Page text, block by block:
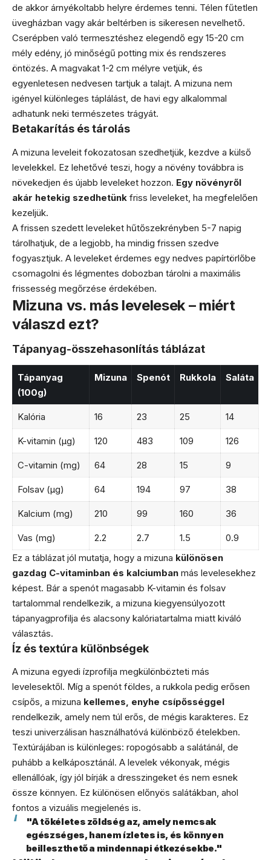
de akkor árnyékoltabb helyre érdemes tenni. Télen fűtetlen
üvegházban vagy akár beltérben is sikeresen nevelhető.
Cserépben való termesztéshez elegendő egy 15-20 cm
mély edény, jó minőségű potting mix és rendszeres
öntözés. A magvakat 1-2 cm mélyre vetjük, és
egyenletesen nedvesen tartjuk a talajt. A mizuna nem
igényel különleges táplálást, de havi egy alkalommal
adhatunk neki természetes trágyát.
Betakarítás és tárolás
A mizuna leveleit fokozatosan szedhetjük, kezdve a külső
levelekkel. Ez lehetővé teszi, hogy a növény továbbra is
növekedjen és újabb leveleket hozzon. Egy növényről
akár hetekig szedhetünk friss leveleket, ha megfelelően
kezeljük.
A frissen szedett leveleket hűtőszekrényben 5-7 napig
tárolhatjuk, de a legjobb, ha mindig frissen szedve
fogyasztjuk. A leveleket érdemes egy nedves papírtörlőbe
csomagolni és légmentes dobozban tárolni a maximális
frissesség megőrzése érdekében.
Mizuna vs. más levelesek – miért
válaszd ezt?
Tápanyag-összehasonlítás táblázat
Tápanyag
(100g)
Mizuna Spenót Rukkola Saláta
Kalória 16 23 25 14
K-vitamin (μg) 120 483 109 126
C-vitamin (mg) 64 28 15 9
Folsav (μg) 64 194 97 38
Kalcium (mg) 210 99 160 36
Vas (mg) 2.2 2.7 1.5
0.9
Ez a táblázat jól mutatja, hogy a mizuna különösen
gazdag C-vitaminban és kalciumban más levelesekhez
képest. Bár a spenót magasabb K-vitamin és folsav
tartalommal rendelkezik, a mizuna kiegyensúlyozott
tápanyagprofilja és alacsony kalóriatartalma miatt kiváló
választás.
Íz és textúra különbségek
A mizuna egyedi ízprofilja megkülönbözteti más
levelesektől. Míg a spenót földes, a rukkola pedig erősen
csípős, a mizuna kellemes, enyhe csípősséggel
rendelkezik, amely nem túl erős, de mégis karakteres. Ez
teszi univerzálisan használhatóvá különböző ételekben.
Textúrájában is különleges: ropogósabb a salátánál, de
puhább a kelkáposztánál. A levelek vékonyak, mégis
ellenállóak, így jól bírják a dresszingeket és nem esnek
össze könnyen. Ez különösen előnyös salátákban, ahol
fontos a vizuális megjelenés is.
"A tökéletes zöldség az, amely nemcsak
egészséges, hanem ízletes is, és könnyen
beilleszthető a mindennapi étkezésekbe."